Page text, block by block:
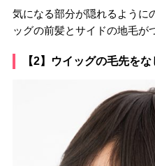
気になる部分が隠れるように
ッグの前髪とサイドの地毛が
【2】ウイッグの毛先を